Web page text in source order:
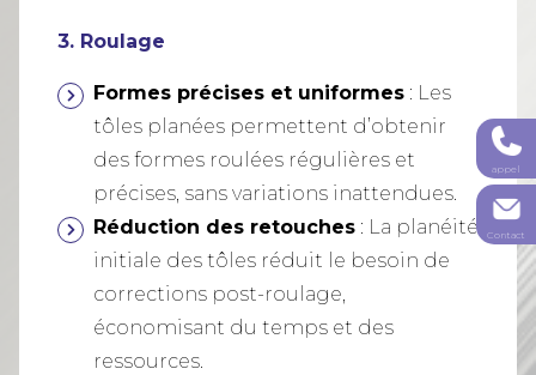
3. Roulage
Formes précises et uniformes : Les
tôles planées permettent d’obtenir
des formes roulées régulières et
précises, sans variations inattendues.
Réduction des retouches : La planéité
initiale des tôles réduit le besoin de
corrections post-roulage,
économisant du temps et des
ressources.
appel
Contact